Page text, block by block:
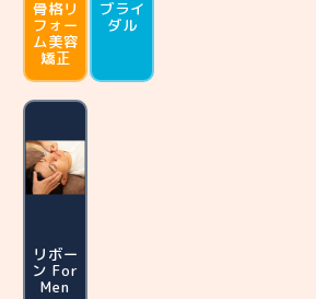
骨格リ
フォー
ム美容
矯正
ブライ
ダル
リボー
ン For
Men